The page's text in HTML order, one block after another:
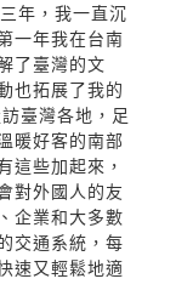
年，我一直沉
一年我在台南
了臺灣的文
也拓展了我的
臺灣各地，足
暖好客的南部
這些加起來，
對外國人的友
企業和大多數
交通系統，每
速又輕鬆地適